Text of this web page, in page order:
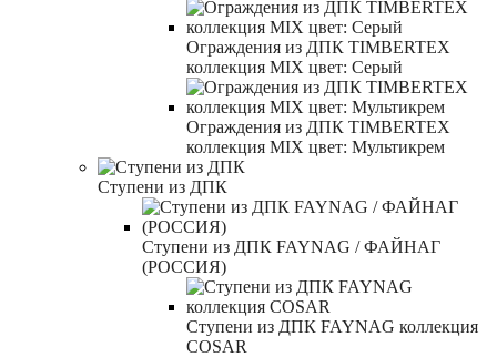
Ограждения из ДПК TIMBERTEX
коллекция MIX цвет: Серый
Ограждения из ДПК TIMBERTEX
коллекция MIX цвет: Мультикрем
Ступени из ДПК
Ступени из ДПК FAYNAG / ФАЙНАГ
(РОССИЯ)
Ступени из ДПК FAYNAG коллекция
COSAR